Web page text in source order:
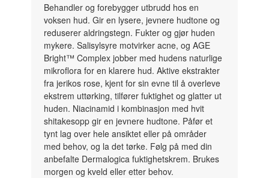
Behandler og forebygger utbrudd hos en
voksen hud. Gir en lysere, jevnere hudtone og
reduserer aldringstegn. Fukter og gjør huden
mykere. Salisylsyre motvirker acne, og AGE
Bright™ Complex jobber med hudens naturlige
mikroflora for en klarere hud. Aktive ekstrakter
fra jerikos rose, kjent for sin evne til å overleve
ekstrem uttørking, tilfører fuktighet og glatter ut
huden. Niacinamid i kombinasjon med hvit
shitakesopp gir en jevnere hudtone. Påfør et
tynt lag over hele ansiktet eller på områder
med behov, og la det tørke. Følg på med din
anbefalte Dermalogica fuktighetskrem. Brukes
morgen og kveld eller etter behov.